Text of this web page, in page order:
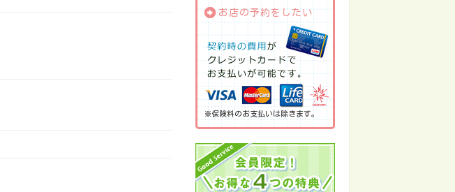
お店の予約をしたい
※保険料のお支払いは除きます。